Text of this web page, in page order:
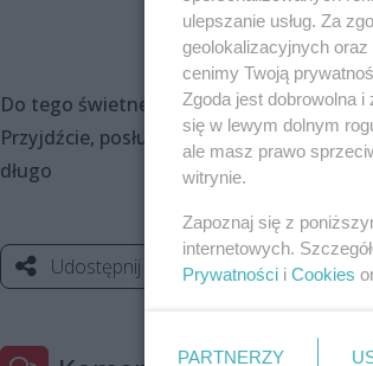
Do tego świetne koktajle, dobre
Przyjdźcie, posłuchajcie i dajcie się
długo
Udostępnij
ulepszanie usług. Za
geolokalizacyjnych
cenimy Twoją
Zgoda jest dobrowolna
się w lewym dolnym
ale masz prawo
witrynie.
Zapoznaj się z
internetowych.
Prywatności i Cookies
PARTNERZY